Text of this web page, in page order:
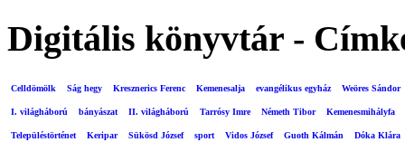
Digitális könyvtár -
Celldömölk Ság hegy Kresznerics Ferenc Kemenesalja evangélikus egyház Weöres Sándor
I. világháború bányászat II. világháború Tarrósy Imre Németh Tibor Kemenesmihályfa
Településtörténet Keripar Sükösd József sport Vidos József Guoth Kálmán Dóka Klára